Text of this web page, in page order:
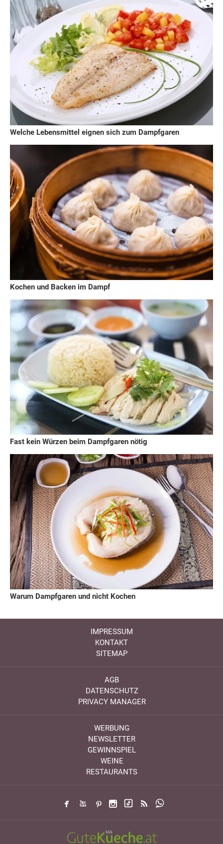
Welche Lebensmittel eignen sich zum Dampfgaren
Kochen und Backen im Dampf
Fast kein Würzen beim Dampfgaren nötig
Warum Dampfgaren und nicht Kochen
IMPRESSUM
KONTAKT
SITEMAP
AGB
DATENSCHUTZ
PRIVACY MANAGER
WERBUNG
NEWSLETTER
GEWINNSPIEL
WEINE
RESTAURANTS